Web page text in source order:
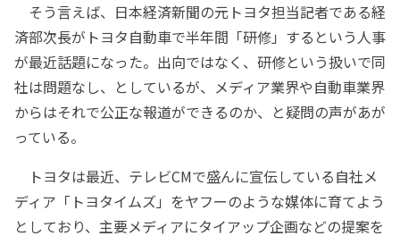
そう言えば、日本経済新聞の元トヨタ担当記者である経
済部次長がトヨタ自動車で半年間「研修」するという人事
が最近話題になった。出向ではなく、研修という扱いで同
社は問題なし、としているが、メディア業界や自動車業界
からはそれで公正な報道ができるのか、と疑問の声があが
っている。
トヨタは最近、テレビCMで盛んに宣伝している自社メ
ディア「トヨタイムズ」をヤフーのような媒体に育てよう
としており、主要メディアにタイアップ企画などの提案を